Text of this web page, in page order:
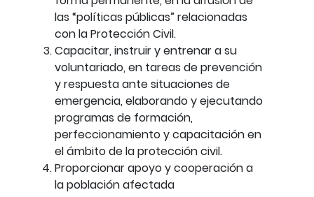
las “políticas públicas” relacionadas
con la Protección Civil.
Capacitar, instruir y entrenar a su
voluntariado, en tareas de prevención
y respuesta ante situaciones de
emergencia, elaborando y ejecutando
programas de formación,
perfeccionamiento y capacitación en
el ámbito de la protección civil.
Proporcionar apoyo y cooperación a
la población afectada